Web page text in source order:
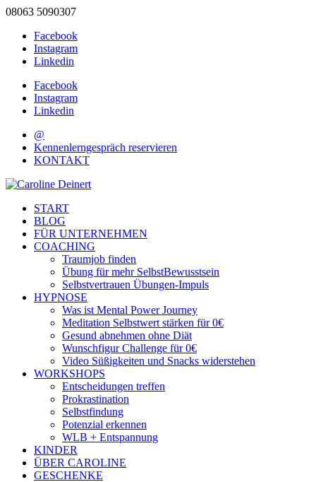
08063 5090307
Facebook
Instagram
Linkedin
Facebook
Instagram
Linkedin
@
Kennenlerngespräch reservieren
KONTAKT
START
BLOG
FÜR UNTERNEHMEN
COACHING
Traumjob finden
Übung für mehr SelbstBewusstsein
Selbstvertrauen Übungen-Impuls
HYPNOSE
Was ist Mental Power Journey
Meditation Selbstwert stärken für 0€
Gesund abnehmen ohne Diät
Wunschfigur Challenge für 0€
Video Süßigkeiten und Snacks widerstehen
WORKSHOPS
Entscheidungen treffen
Prokrastination
Selbstfindung
Potenzial erkennen
WLB + Entspannung
KINDER
ÜBER CAROLINE
GESCHENKE